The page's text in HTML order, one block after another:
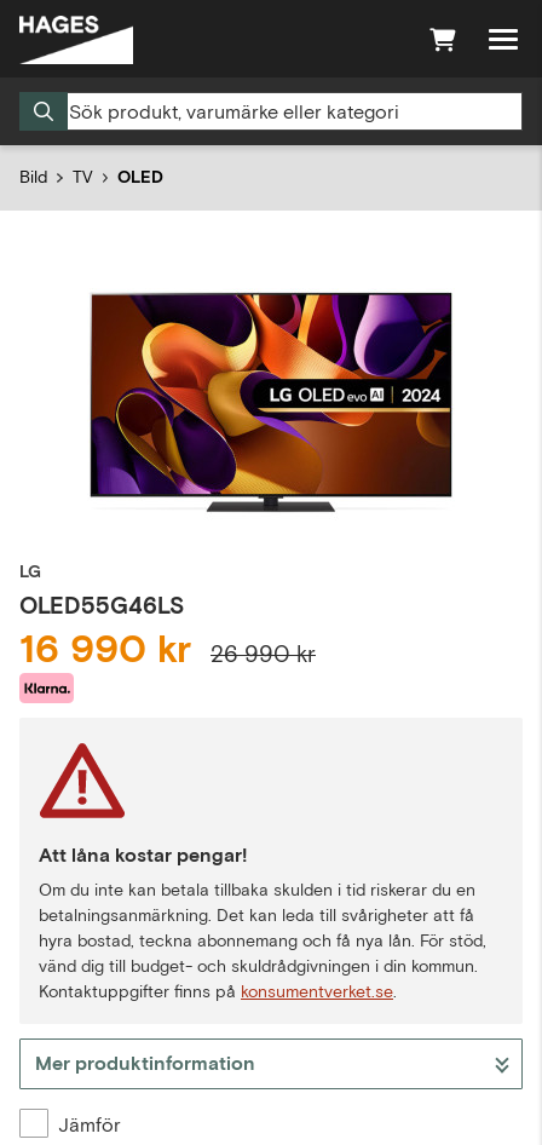
Bild TV OLED
LG
OLED55G46LS
16 990 kr 26 990 kr
Att låna kostar pengar!
Om du inte kan betala tillbaka skulden i tid riskerar du en
betalningsanmärkning. Det kan leda till svårigheter att få
hyra bostad, teckna abonnemang och få nya lån. För stöd,
vänd dig till budget- och skuldrådgivningen i din kommun.
Kontaktuppgifter finns på konsumentverket.se
Mer produktinformation
Jämför